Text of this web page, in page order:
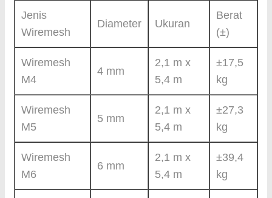
Jenis
Wiremesh
Diameter Ukuran
Berat
(±)
Wiremesh
M4
4 mm
2,1 m x
5,4 m
±17,5
kg
Wiremesh
M5
5 mm
2,1 m x
5,4 m
±27,3
kg
Wiremesh
M6
6 mm
2,1 m x
5,4 m
±39,4
kg